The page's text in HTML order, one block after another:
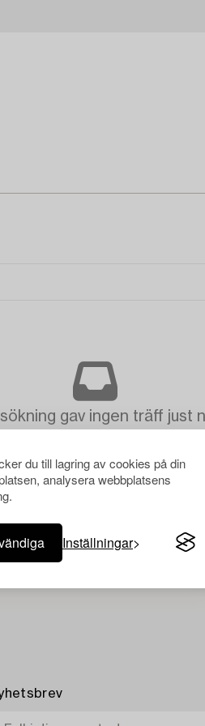
du till lagring av cookies på din
analysera webbplatsens
Inställningar
gav ingen träff just